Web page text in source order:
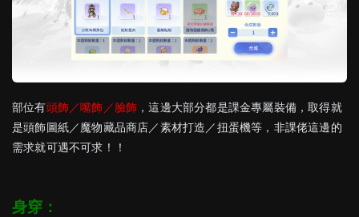
部位有頭飾／嘴飾／臉飾 ，這邊大部分都是課金專屬裝備，取得就
是頭飾圖紙／魔物藏品商店／素材打造／扭蛋機等，非課佬這邊的
需求就可遇不可求！！
身穿：